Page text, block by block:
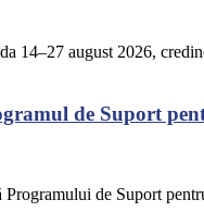
14–27 august 2026,
de Suport
de Suport